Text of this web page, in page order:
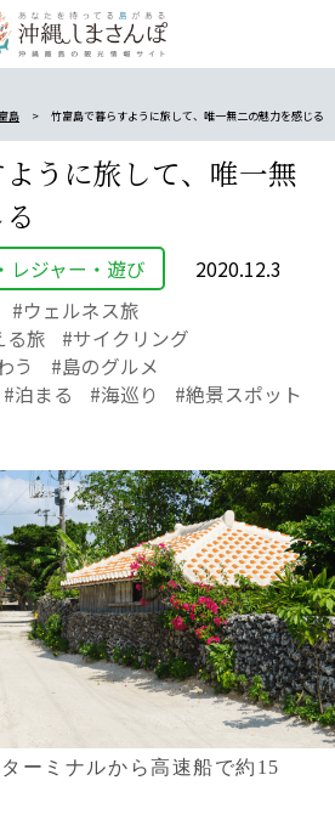
島 竹富島で暮らすように旅して、唯一無二の魅力を感じる
うに旅して、唯一無
レジャー・遊び
2020.12.3
ウェルネス旅
る旅
サイクリング
う
島のグルメ
泊まる 海巡り
絶景スポット
ーミナルから高速船で約15